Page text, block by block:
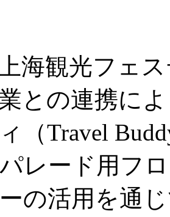
海観光フェ
との連携に
（Travel
レード用フ
の活用を通